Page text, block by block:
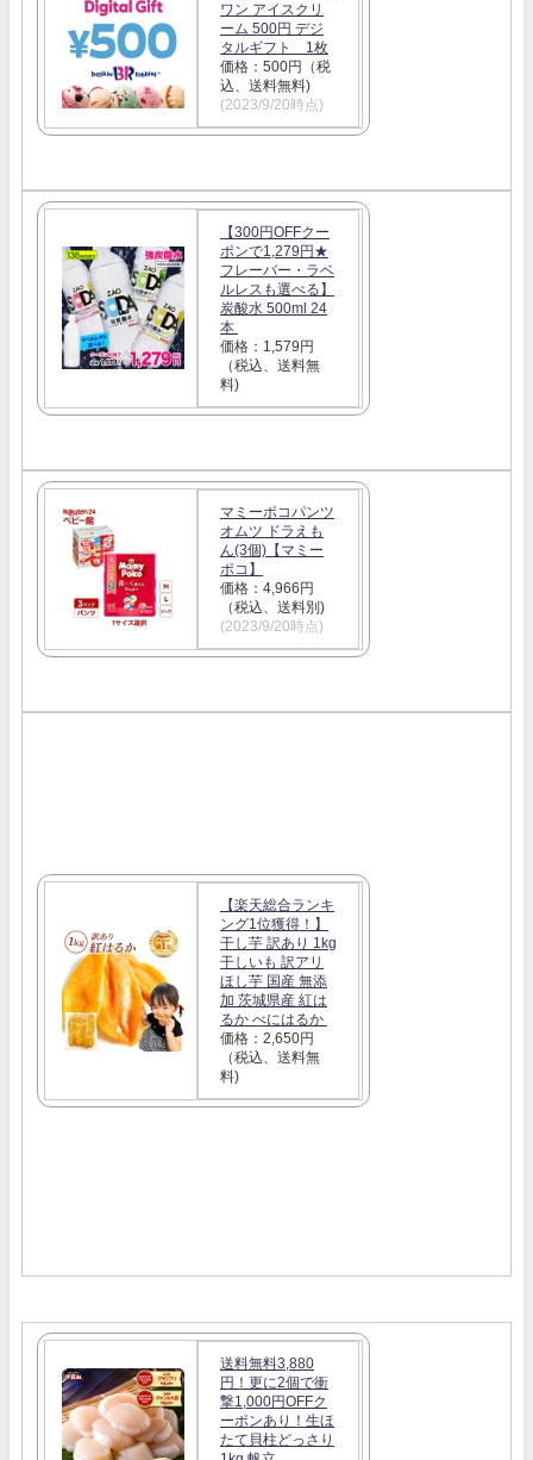
ワン アイスクリ
ーム 500円 デジ
タルギフト 1枚
価格：500円（税
込、送料無料)
(2023/9/20時点)
【300円OFFクー
ポンで1,279円★
フレーバー・ラベ
ルレスも選べる】
炭酸水 500ml 24
本
価格：1,579円
（税込、送料無
料)
マミーポコパンツ
オムツ ドラえも
ん(3個)【マミー
ポコ】
価格：4,966円
（税込、送料別)
(2023/9/20時点)
【楽天総合ランキ
ング1位獲得！】
干し芋 訳あり 1kg
干しいも 訳アリ
ほし芋 国産 無添
加 茨城県産 紅は
るか べにはるか
価格：2,650円
（税込、送料無
料)
送料無料3,880
円！更に2個で衝
撃1,000円OFFク
ーポンあり！生ほ
たて貝柱どっさり